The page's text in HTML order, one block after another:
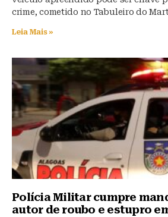
crime, cometido no Tabuleiro do
Leia Mais »
Polícia Militar cumpre
autor de roubo e estupro